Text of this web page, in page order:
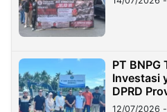
PT BNPG
Investasi
DPRD
12/07/2026